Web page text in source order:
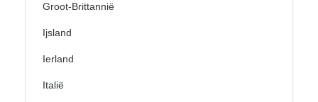
Groot-Brittannië
Ijsland
Ierland
Italië